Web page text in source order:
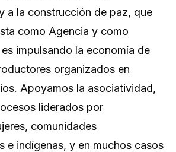
a la construcción de paz, que
como Agencia y como
impulsando la economía de
organizados en
Apoyamos la asociatividad,
liderados por
comunidades
e indígenas, y en muchos casos